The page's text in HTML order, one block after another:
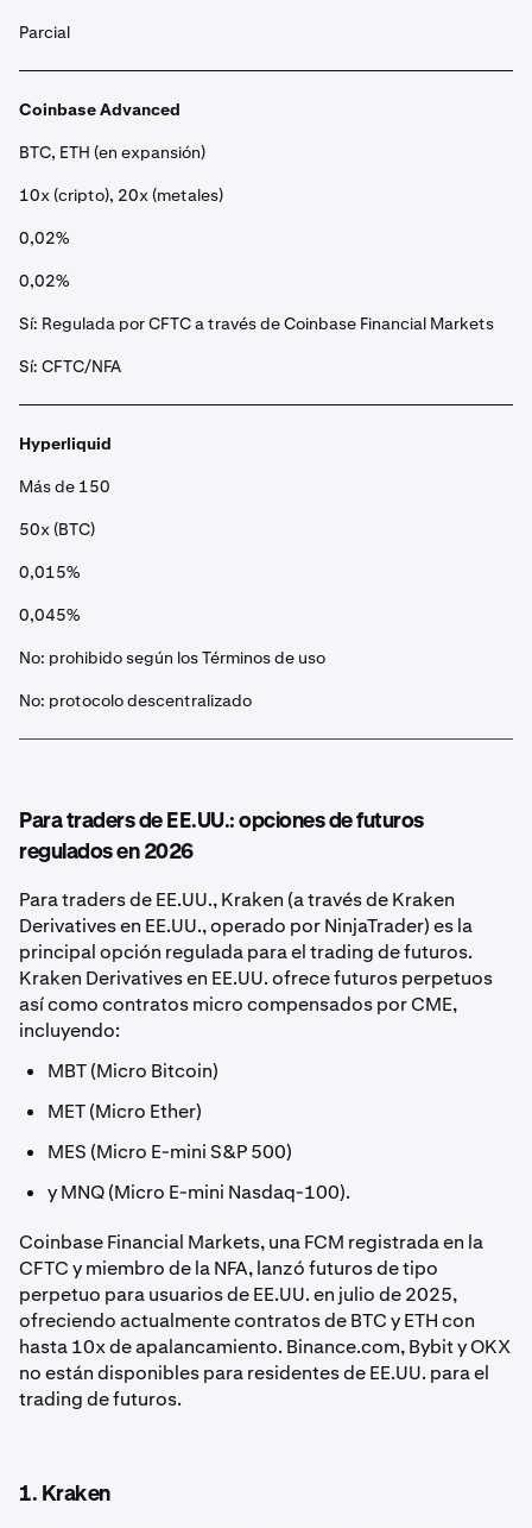
Parcial
Coinbase Advanced
BTC, ETH (en expansión)
10x (cripto), 20x (metales)
0,02%
0,02%
Sí: Regulada por CFTC a través de Coinbase Financial Markets
Sí: CFTC/NFA
Hyperliquid
Más de 150
50x (BTC)
0,015%
0,045%
No: prohibido según los Términos de uso
No: protocolo descentralizado
Para traders de EE.UU.: opciones de futuros
regulados en 2026
Para traders de EE.UU., Kraken (a través de Kraken
Derivatives en EE.UU., operado por NinjaTrader) es la
principal opción regulada para el trading de futuros.
Kraken Derivatives en EE.UU. ofrece futuros perpetuos
así como contratos micro compensados por CME,
incluyendo:
MBT (Micro Bitcoin)
MET (Micro Ether)
MES (Micro E-mini S&P 500)
y MNQ (Micro E-mini Nasdaq-100).
Coinbase Financial Markets, una FCM registrada en la
CFTC y miembro de la NFA, lanzó futuros de tipo
perpetuo para usuarios de EE.UU. en julio de 2025,
ofreciendo actualmente contratos de BTC y ETH con
hasta 10x de apalancamiento. Binance.com, Bybit y OKX
no están disponibles para residentes de EE.UU. para el
trading de futuros.
1. Kraken